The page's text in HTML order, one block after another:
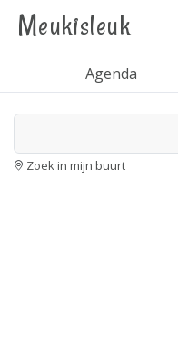
Meukisleuk
Agenda
Zoek in mijn buurt